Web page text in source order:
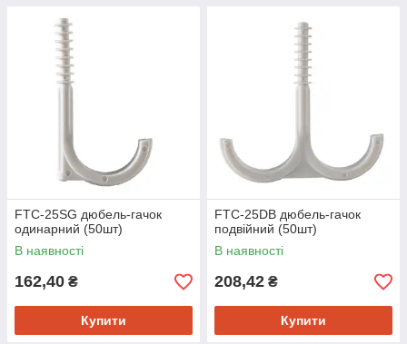
FTC-25SG дюбель-гачок
одинарний (50шт)
В наявності
162,40 ₴
Купити
FTC-25DB дюбель-гачок
подвійний (50шт)
В наявності
208,42 ₴
Купити